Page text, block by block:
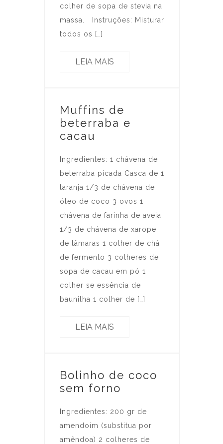
colher de sopa de stevia na
massa. Instruções: Misturar
todos os […]
LEIA MAIS
Muffins de
beterraba e
cacau
Ingredientes: 1 chávena de
beterraba picada Casca de 1
laranja 1/3 de chávena de
óleo de coco 3 ovos 1
chávena de farinha de aveia
1/3 de chávena de xarope
de tâmaras 1 colher de chá
de fermento 3 colheres de
sopa de cacau em pó 1
colher se essência de
baunilha 1 colher de […]
LEIA MAIS
Bolinho de coco
sem forno
Ingredientes: 200 gr de
amendoim (substitua por
amêndoa) 2 colheres de